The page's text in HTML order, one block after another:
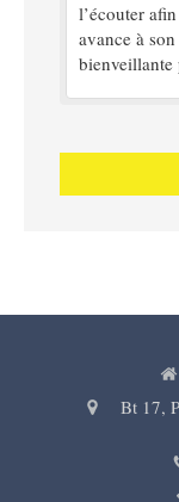
l’écouter
avance à
bienveillante
Bt 17,